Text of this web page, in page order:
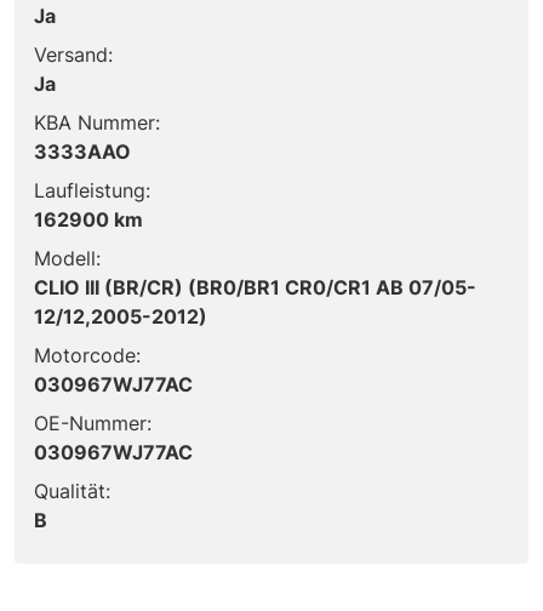
Ja
Versand:
Ja
KBA Nummer:
3333AAO
Laufleistung:
162900 km
Modell:
CLIO III (BR/CR) (BR0/BR1 CR0/CR1 AB 07/05-
12/12,2005-2012)
Motorcode:
030967WJ77AC
OE-Nummer:
030967WJ77AC
Qualität:
B